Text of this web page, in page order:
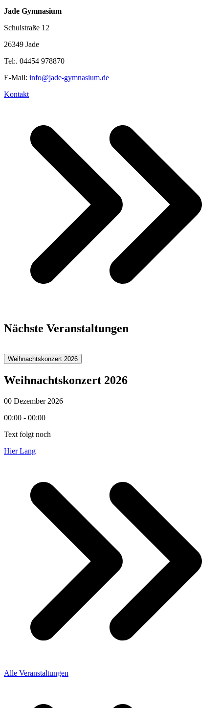
Jade Gymnasium
Schulstraße 12
26349 Jade
Tel:. 04454 978870
E-Mail: info@jade-gymnasium.de
Kontakt
Nächste Veranstaltungen
Weihnachtskonzert 2026
Weihnachtskonzert 2026
00 Dezember 2026
00:00 - 00:00
Text folgt noch
Hier Lang
Alle Veranstaltungen